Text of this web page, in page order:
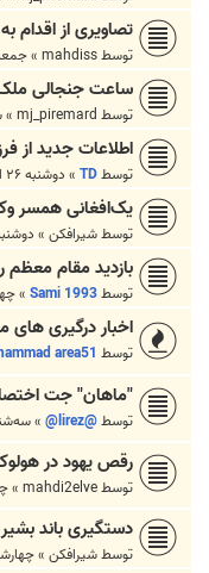
تصاویری از اقدام
توسطmahdiss
»جمعه ۲۶ اردیبهشت
ساعت جنجالی ملک
توسط mj_piremard
»
اطلاعات جدید از
توسطTD
» دوشنبه ۲۶ اسفند ۱۳۹۲, ۱۲:۲۶ ق.ظ
یک‌افغانی همسر
توسطشیرافکن » دوشنبه ۱۵ اردیبهشت
بازدید مقام
توسطSami 1993
»
اخبار درگیری های
توسط area51
"ماهان" جت
توسط@lirez@
»سه‌شنبه ۱ آذر
رقص یهود در
توسطmahdi2elve
»
دستگیری باند
توسطشیرافکن »چهارشنبه ۲۰ فروردین